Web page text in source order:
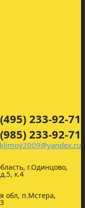
233-92-71
233-92-71
г.Одинцово,
к.4
обл, п.Мстера,